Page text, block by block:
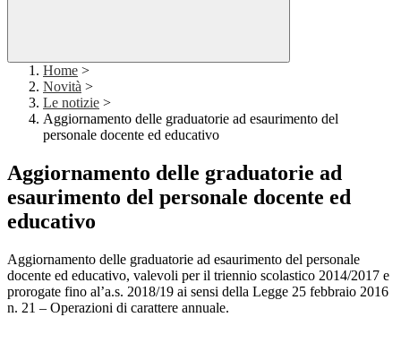
Home >
Novità >
Le notizie >
Aggiornamento delle graduatorie ad esaurimento del
personale docente ed educativo
Aggiornamento delle graduatorie ad
esaurimento del personale docente ed
educativo
Aggiornamento delle graduatorie ad esaurimento del personale
docente ed educativo, valevoli per il triennio scolastico 2014/2017 e
prorogate fino al’a.s. 2018/19 ai sensi della Legge 25 febbraio 2016
n. 21 – Operazioni di carattere annuale.